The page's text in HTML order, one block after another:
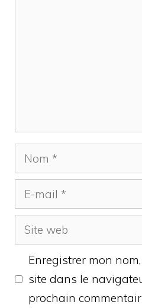
Nom
mail
Site
web
Enregistrer mon
site dans le
prochain